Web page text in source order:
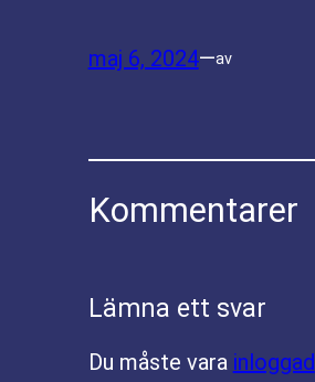
maj 6, 2024—av
Kommentarer
Lämna ett svar
Du måste vara inloggad